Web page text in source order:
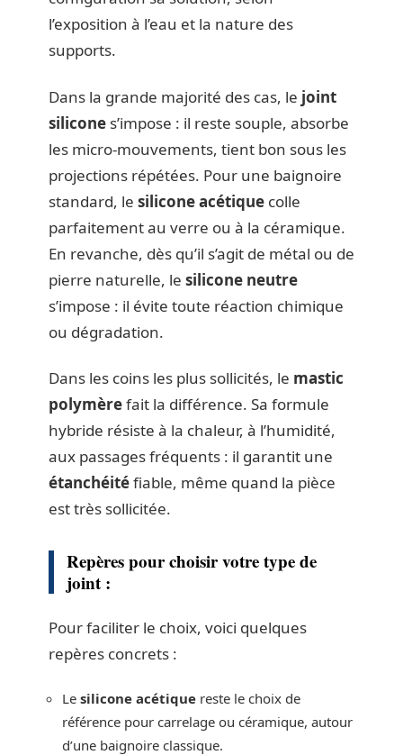
l’exposition à l’eau et la nature des
supports.
Dans la grande majorité des cas, le joint
silicone s’impose : il reste souple, absorbe
les micro-mouvements, tient bon sous les
projections répétées. Pour une baignoire
standard, le silicone acétique colle
parfaitement au verre ou à la céramique.
En revanche, dès qu’il s’agit de métal ou de
pierre naturelle, le silicone neutre
s’impose : il évite toute réaction chimique
ou dégradation.
Dans les coins les plus sollicités, le mastic
polymèrefait la différence. Sa formule
hybride résiste à la chaleur, à l’humidité,
aux passages fréquents : il garantit une
étanchéitéfiable, même quand la pièce
est très sollicitée.
Repères pour choisir votre type de
joint :
Pour faciliter le choix, voici quelques
repères concrets :
Le silicone acétique reste le choix de
référence pour carrelage ou céramique, autour
d’une baignoire classique.